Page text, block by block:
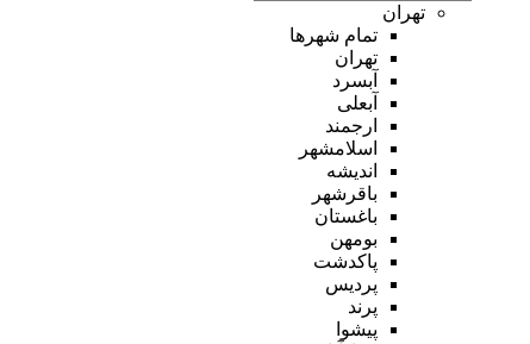
تهران
تمام شهر‌ها
تهران
آبسرد
آبعلی
ارجمند
اسلامشهر
اندیشه
باقرشهر
باغستان
بومهن
پاکدشت
پردیس
پرند
پیشوا